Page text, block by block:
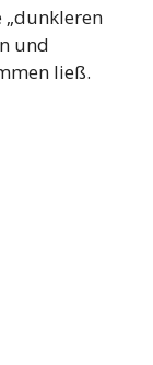
und
ließ.